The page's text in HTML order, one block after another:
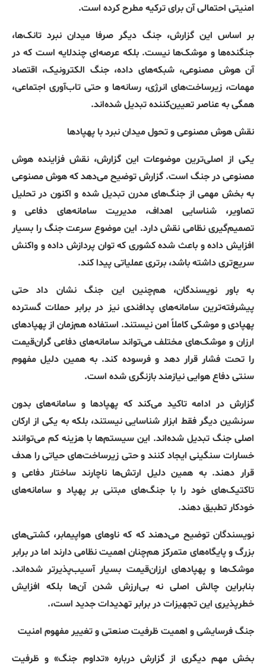
امنیتی احتمالی آن برای ترکیه مطرح کرده است.
بر اساس این گزارش، جنگ دیگر صرفا میدان نبرد تانک‌ها،
جنگنده‌ها و موشک‌ها نیست.بلکه عرصه‌ای چندلایه است که در
آن هوش مصنوعی، شبکه‌های داده، جنگ الکترونیک، اقتصاد
مهمات، زیرساخت‌های انرژی، رسانه‌ها و حتی تاب‌آوری اجتماعی،
همگی به عناصر تعیین‌کننده تبدیل شده‌اند.
نقشهوشمصنوعیوتحولمیداننبردباپهپادها
یکی از اصلی‌ترین موضوعات این گزارش، نقش فزاینده هوش
مصنوعی در جنگ است. گزارش توضیح می‌دهد که هوش مصنوعی
به بخش مهمی از جنگ‌های مدرن تبدیل شده و اکنون در تحلیل
تصاویر، شناسایی اهداف، مدیریت سامانه‌های دفاعی و
تصمیم‌گیری نظامی نقش دارد. این موضوع سرعت جنگ را بسیار
افزایش داده و باعث شده کشوری که توان پردازش داده و واکنش
سریع‌تری داشته باشد، برتری عملیاتی پیدا کند.
به باور نویسندگان، هم‌چنین این جنگ نشان داد حتی
پیشرفته‌ترین سامانه‌های پدافندی نیز در برابر حملات گسترده
پهپادی و موشکی کاملاً امن نیستند. استفاده هم‌زمان از پهپادهای
ارزان و موشک‌های مختلف می‌تواند سامانه‌های دفاعی گران‌قیمت
را تحت فشار قرار دهد و فرسوده کند. به همین دلیل مفهوم
سنتی دفاع هوایی نیازمند بازنگری شده است.
گزارش در ادامه تاکید می‌کند که پهپادها و سامانه‌های بدون
سرنشین دیگر فقط ابزار شناسایی نیستند، بلکه به یکی از ارکان
اصلی جنگ تبدیل شده‌اند. این سیستم‌ها با هزینه کم می‌توانند
خسارات سنگینی ایجاد کنند و حتی زیرساخت‌های حیاتی را هدف
قرار دهند.به همین دلیل ارتش‌ها ناچارند ساختار دفاعی و
تاکتیک‌های خود را با جنگ‌های مبتنی بر پهپاد و سامانه‌های
خودکار تطبیق دهند.
نویسندگان توضیح می‌دهند که که ناوهای هواپیمابر، کشتی‌های
بزرگ و پایگاه‌های متمرکز هم‌چنان اهمیت نظامی دارند اما در برابر
موشک‌ها و پهپادهای ارزان‌قیمت بسیار آسیب‌پذیرتر شده‌اند.
بنابراین چالش اصلی نه بی‌ارزش شدن آن‌ها بلکه افزایش
خطرپذیری این تجهیزات در برابر تهدیدات جدید است،.
جنگفرسایشیو اهمیت ظرفیتصنعتیوتغییرمفهوم امنیت
بخش مهم دیگری از گزارش درباره «تداوم جنگ» و ظرفیت